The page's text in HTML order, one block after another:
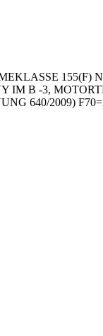
155(F)
IM B -3,
640/2009)